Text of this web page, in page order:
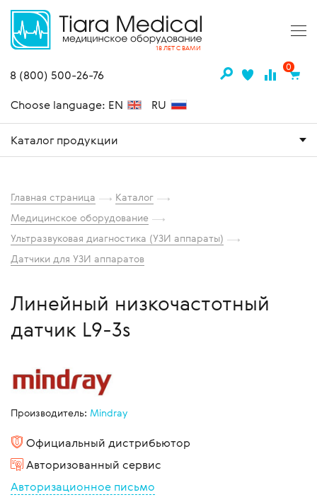
18 ЛЕТ С ВАМИ
8 (800) 500-26-76
0
Choose language: EN RU
Каталог продукции
Главная страница
Каталог
Медицинское оборудование
Ультразвуковая диагностика (УЗИ аппараты)
Датчики для УЗИ аппаратов
Линейный низкочастотный
датчик L9-3s
Производитель: Mindray
Официальный дистрибьютор
Авторизованный сервис
Авторизационное письмо